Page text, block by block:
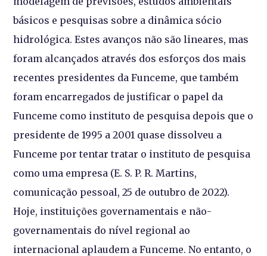
básicos e pesquisas sobre a dinâmica sócio
hidrológica. Estes avanços não são lineares, mas
foram alcançados através dos esforços dos mais
recentes presidentes da Funceme, que também
foram encarregados de justificar o papel da
Funceme como instituto de pesquisa depois que o
presidente de 1995 a 2001 quase dissolveu a
Funceme por tentar tratar o instituto de pesquisa
como uma empresa (E. S. P. R. Martins,
comunicação pessoal, 25 de outubro de 2022).
Hoje, instituições governamentais e não-
governamentais do nível regional ao
internacional aplaudem a Funceme. No entanto, o